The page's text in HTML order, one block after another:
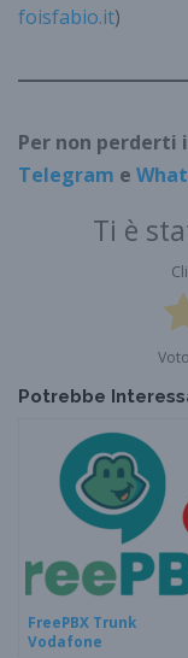
foisfabio.it)
Per non perderti
Telegram e
Ti è
Potrebbe
FreePBX Trunk
Vodafone